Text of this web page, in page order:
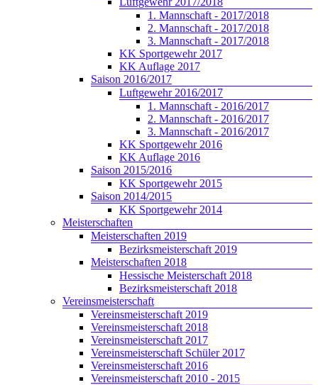
1. Mannschaft - 2017/2018
2. Mannschaft - 2017/2018
3. Mannschaft - 2017/2018
KK Sportgewehr 2017
KK Auflage 2017
Saison 2016/2017
Luftgewehr 2016/2017
1. Mannschaft - 2016/2017
2. Mannschaft - 2016/2017
3. Mannschaft - 2016/2017
KK Sportgewehr 2016
KK Auflage 2016
Saison 2015/2016
KK Sportgewehr 2015
Saison 2014/2015
KK Sportgewehr 2014
Meisterschaften
Meisterschaften 2019
Bezirksmeisterschaft 2019
Meisterschaften 2018
Hessische Meisterschaft 2018
Bezirksmeisterschaft 2018
Vereinsmeisterschaft
Vereinsmeisterschaft 2019
Vereinsmeisterschaft 2018
Vereinsmeisterschaft 2017
Vereinsmeisterschaft Schüler 2017
Vereinsmeisterschaft 2016
Vereinsmeisterschaft 2010 - 2015